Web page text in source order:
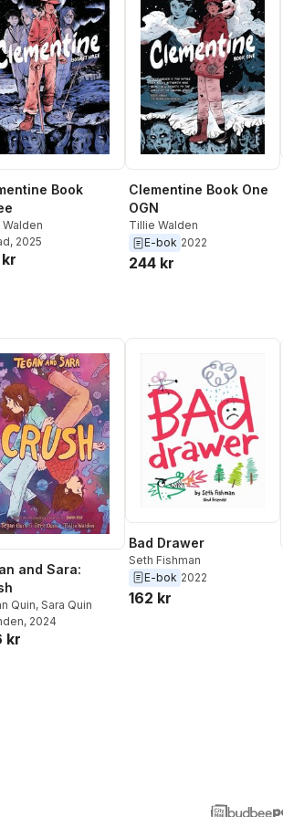
Book
, 2025
Clementine Book One
OGN
Tillie Walden
E-bok 2022
244 kr
and Sara:
Quin, Sara Quin
, 2024
kr
Bad Drawer
Seth Fishman
E-bok 2022
162 kr